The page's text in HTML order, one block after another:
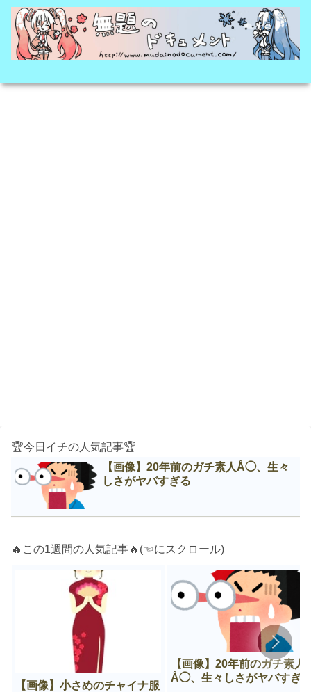
🏆今日イチの人気記事🏆
【画像】20年前のガチ素人Å◯、生々
しさがヤバすぎる
🔥この1週間の人気記事🔥(☜にスクロール)
【画像】小さめのチャイナ服
【画像】20年前のガチ素人
Å◯、生々しさがヤバすぎ